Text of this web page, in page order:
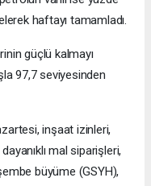
haftayı tamamladı.
güçlü kalmayı
97,7 seviyesinden
inşaat izinleri,
mal siparişleri,
büyüme (GSYH),